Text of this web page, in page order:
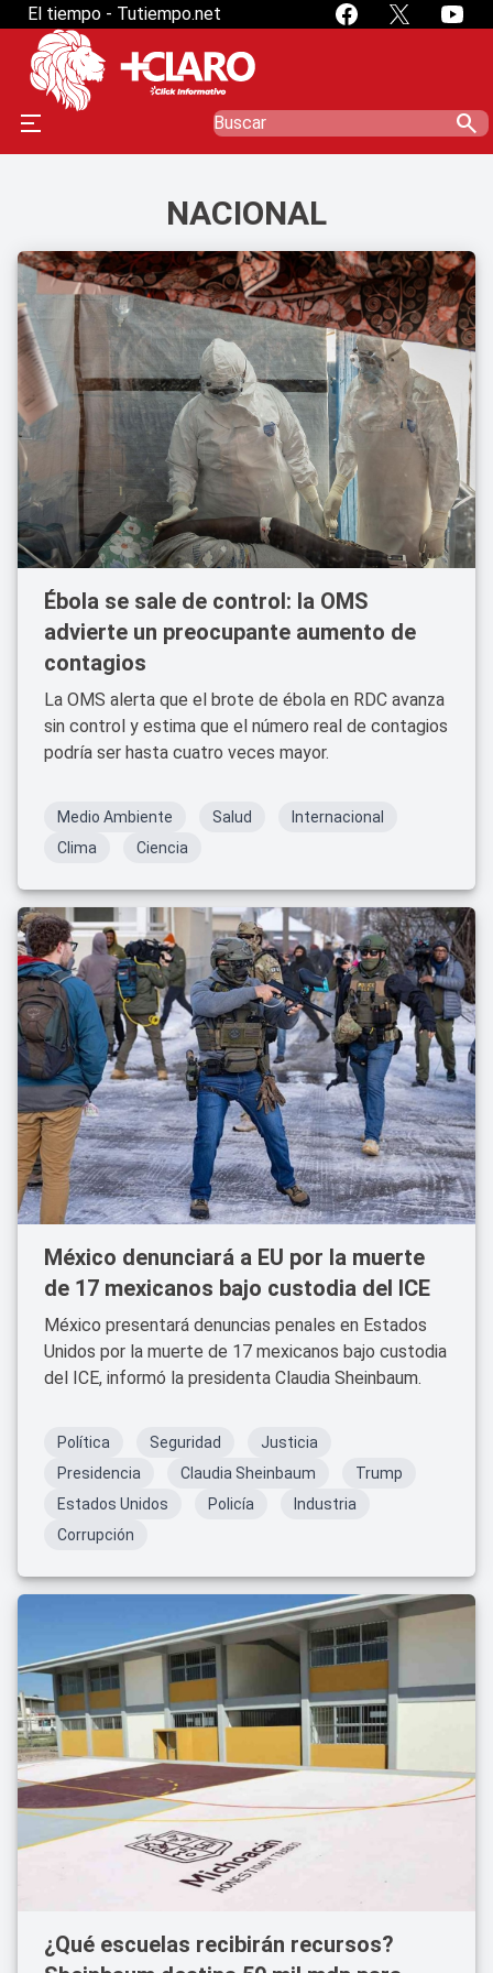
El tiempo - Tutiempo.net
search
NACIONAL
Ébola se sale de control: la OMS
advierte un preocupante aumento de
contagios
La OMS alerta que el brote de ébola en RDC avanza
sin control y estima que el número real de contagios
podría ser hasta cuatro veces mayor.
Medio Ambiente Salud
Internacional
Clima
Ciencia
México denunciará a EU por la muerte
de 17 mexicanos bajo custodia del ICE
México presentará denuncias penales en Estados
Unidos por la muerte de 17 mexicanos bajo custodia
del ICE, informó la presidenta Claudia Sheinbaum.
Política Seguridad
Justicia
Presidencia
Claudia Sheinbaum
Trump
Estados Unidos
Policía
Industria
Corrupción
¿Qué escuelas recibirán recursos?